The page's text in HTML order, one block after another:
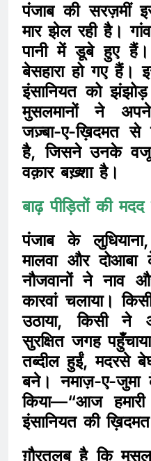
पंजाब की सरज़मीं
मार झेल रही है।
पानी में डूबे हुए
बेसहारा हो गए
इंसानियत को
मुसलमानों ने
जज़्बा-ए-ख़िदमत से
है, जिसने उनके
वक़ार बख़्शा है।
बाढ़ पीड़ितों की
पंजाब के लुधियाना,
मालवा और
नौजवानों ने नाव
कारवां चलाया।
उठाया, किसी ने
सुरक्षित जगह
तब्दील हुईं, मदरसे
बने। नमाज़-ए-जुमा
किया—“आज
इंसानियत की
ग़ौरतलब है कि